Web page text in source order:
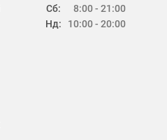
Сб:
Нд:
8:00 - 21:00
10:00 - 20:00